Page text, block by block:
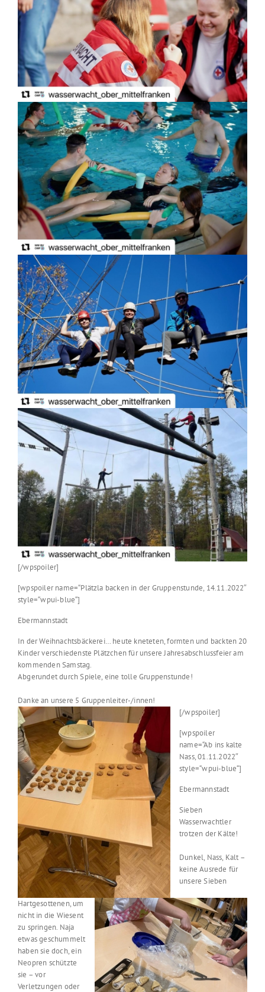
[/wpspoiler]
[wpspoiler name=“Plätzla backen in der Gruppenstunde, 14.11.2022″
style=“wpui-blue“]
Ebermannstadt
In der Weihnachtsbäckerei… heute kneteten, formten und backten 20
Kinder verschiedenste Plätzchen für unsere Jahresabschlussfeier am
kommenden Samstag.
Abgerundet durch Spiele, eine tolle Gruppenstunde!
Danke an unsere 5 Gruppenleiter-/innen!
[/wpspoiler]
[wpspoiler
name=“Ab ins kalte
Nass, 01.11.2022″
style=“wpui-blue“]
Ebermannstadt
Sieben
Wasserwachtler
trotzen der Kälte!
Dunkel, Nass, Kalt –
keine Ausrede für
unsere Sieben
Hartgesottenen, um
nicht in die Wiesent
zu springen. Naja
etwas geschummelt
haben sie doch, ein
Neopren schützte
sie – vor
Verletzungen oder